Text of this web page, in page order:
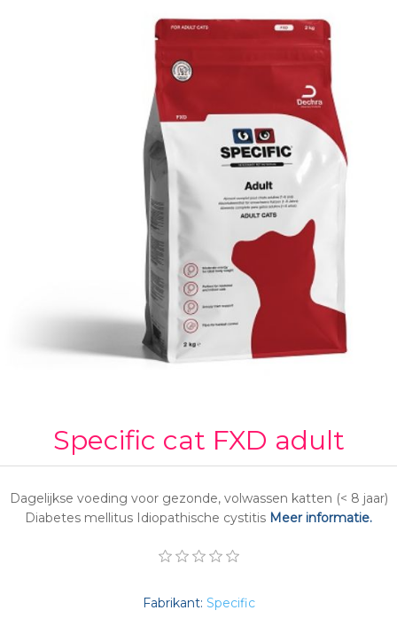
Specific cat FXD adult
Dagelijkse voeding voor gezonde, volwassen katten (< 8 jaar)
Diabetes mellitus Idiopathische cystitis Meer informatie.
Fabrikant: Specific